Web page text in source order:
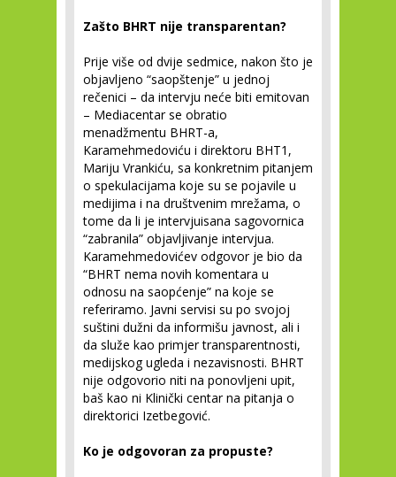
Zašto BHRT nije transparentan?
Prije više od dvije sedmice, nakon što je
objavljeno “saopštenje” u jednoj
rečenici – da intervju neće biti emitovan
– Mediacentar se obratio
menadžmentu BHRT-a,
Karamehmedoviću i direktoru BHT1,
Mariju Vrankiću, sa konkretnim pitanjem
o spekulacijama koje su se pojavile u
medijima i na društvenim mrežama, o
tome da li je intervjuisana sagovornica
“zabranila” objavljivanje intervjua.
Karamehmedovićev odgovor je bio da
“BHRT nema novih komentara u
odnosu na saopćenje” na koje se
referiramo. Javni servisi su po svojoj
suštini dužni da informišu javnost, ali i
da služe kao primjer transparentnosti,
medijskog ugleda i nezavisnosti. BHRT
nije odgovorio niti na ponovljeni upit,
baš kao ni Klinički centar na pitanja o
direktorici Izetbegović.
Ko je odgovoran za propuste?